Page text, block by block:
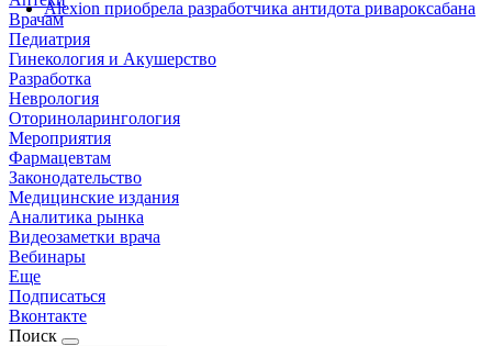
Врачам
Педиатрия
Гинекология и Акушерство
Разработка
Неврология
Оториноларингология
Мероприятия
Фармацевтам
Законодательство
Медицинские издания
Аналитика рынка
Видеозаметки врача
Вебинары
Еще
Подписаться
Вконтакте
Поиск
Alexion приобрела разработчика антидота ривароксабана